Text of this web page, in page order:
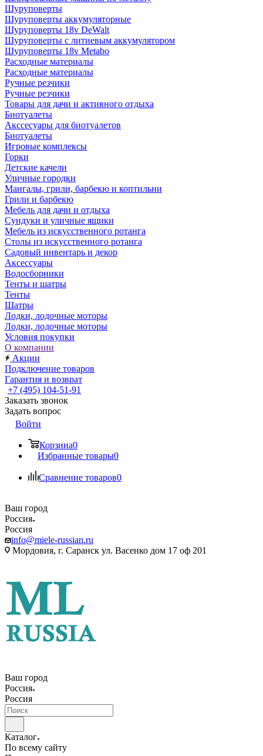
Шуруповерты
Шуруповерты аккумуляторные
Шуруповерты 18v DeWalt
Шуруповерты с литиевым аккумулятором
Шуруповерты 18v Metabo
Расходные материалы
Расходные материалы
Ручные резчики
Ручные резчики
Товары для дачи и активного отдыха
Биотуалеты
Акссесуары для биотуалетов
Биотуалеты
Игровые комплексы
Горки
Детские качели
Уличные городки
Мангалы, грили, барбекю и коптильни
Грили и барбекю
Мебель для дачи и отдыха
Сундуки и уличные ящики
Мебель из искусственного ротанга
Столы из искусственного ротанга
Садовый инвентарь и декор
Аксессуары
Водосборники
Тенты и шатры
Тенты
Шатры
Лодки, лодочные моторы
Лодки, лодочные моторы
Условия покупки
О компании
Акции
Подключение товаров
Гарантия и возврат
+7 (495) 104-51-91
Заказать звонок
Задать вопрос
Войти
Корзина0
Избранные товары0
Сравнение товаров0
Ваш город
Россия
Россия
info@miele-russian.ru
Мордовия, г. Саранск ул. Васенко дом 17 оф 201
Ваш город
Россия
Россия
Каталог
По всему сайту